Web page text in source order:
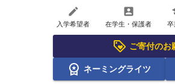
create
入学希望者
account_box
在学生・保護者 卒
ご寄付のお
ネーミングライツ